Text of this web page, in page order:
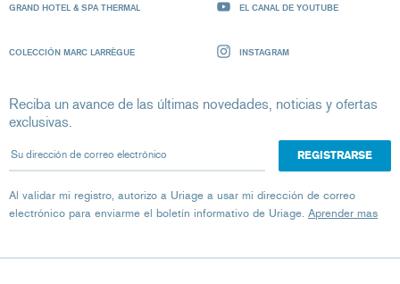
GRAND HOTEL & SPA THERMAL
COLECCIÓN MARC LARRÈGUE
EL CANAL DE YOUTUBE
INSTAGRAM
Reciba un avance de las últimas novedades, noticias y ofertas
exclusivas.
Su dirección de correo electrónico
Al validar mi registro, autorizo ​​a Uriage a usar mi dirección de correo
electrónico para enviarme el boletín informativo de Uriage. Aprender mas